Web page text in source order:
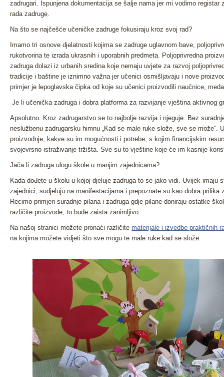
zadrugari. Ispunjena dokumentacija se šalje nama jer mi vodimo
rada zadruge.
Na što se najčešće učeničke zadruge fokusiraju kroz svoj rad?
Imamo tri osnove djelatnosti kojima se zadruge uglavnom bave;
rukotvorina te izrada ukrasnih i uporabnih predmeta. Poljoprivredna
zadruga dolazi iz urbanih sredina koje nemaju uvjete za razvoj
tradicije i baštine je iznimno važna jer učenici osmišljavaju i nove
primjer je lepoglavska čipka od koje su učenici proizvodili naučnice,
Je li učenička zadruga i dobra platforma za razvijanje vještina aktivnog
Apsolutno. Kroz zadrugarstvo se to najbolje razvija i njeguje. Bez
neslužbenu zadrugarsku himnu „Kad se male ruke slože, sve se može“.
proizvodnje, kakve su im mogućnosti i potrebe, s kojim financijskim
svojevrsno istraživanje tržišta. Sve su to vještine koje će im kasnije
Jača li zadruga ulogu škole u manjim zajednicama?
Kada dođete u školu u kojoj djeluje zadruga to se jako vidi. Uvijek imaju
zajednici, sudjeluju na manifestacijama i prepoznate su kao dobra prilika
Recimo primjeri suradnje pilana i zadruga gdje pilane doniraju ostatke
različite proizvode, to bude zaista zanimljivo.
Na našoj stranici možete pronaći različite materijale i izvedbe praktičnih
na kojima možete vidjeti što sve mogu te male ruke kad se slože.